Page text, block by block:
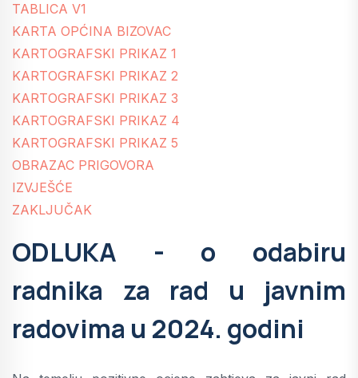
TABLICA V1
KARTA OPĆINA BIZOVAC
KARTOGRAFSKI PRIKAZ 1
KARTOGRAFSKI PRIKAZ 2
KARTOGRAFSKI PRIKAZ 3
KARTOGRAFSKI PRIKAZ 4
KARTOGRAFSKI PRIKAZ 5
OBRAZAC PRIGOVORA
IZVJEŠĆE
ZAKLJUČAK
ODLUKA - o odabiru
radnika za rad u javnim
radovima u 2024. godini